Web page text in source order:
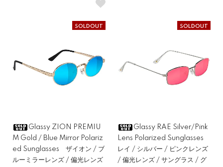
SOLDOUT
Glassy ZION PREMIU
M Gold / Blue Mirror Polariz
ed Sunglasses ザイオン / ブ
ルーミラーレンズ / 偏光レンズ
SOLDOUT
Glassy RAE Silver/Pink
Lens Polarized Sunglasses
レイ / シルバー / ピンクレンズ
/ 偏光レンズ / サングラス / グ